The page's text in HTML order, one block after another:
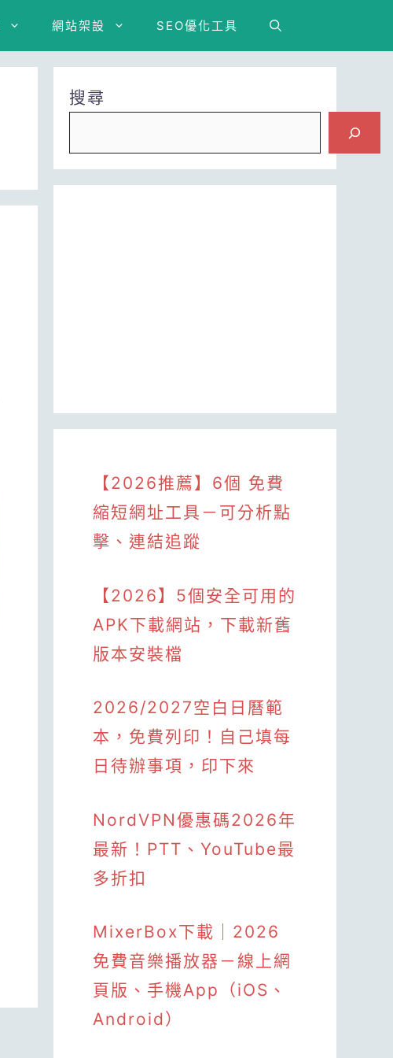
網站架設 SEO優化工具
搜尋
【2026推薦】6個 免費
縮短網址工具－可分析點
擊、連結追蹤
【2026】5個安全可用的
APK下載網站，下載新舊
版本安裝檔
2026/2027空白日曆範
本，免費列印！自己填每
日待辦事項，印下來
NordVPN優惠碼2026年
最新！PTT、YouTube最
多折扣
MixerBox下載｜2026
免費音樂播放器－線上網
頁版、手機App（iOS、
Android）